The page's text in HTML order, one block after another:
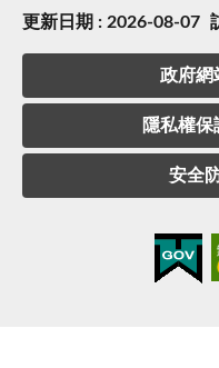
更新日期 : 2026-08-07
政府網
隱私權
安全